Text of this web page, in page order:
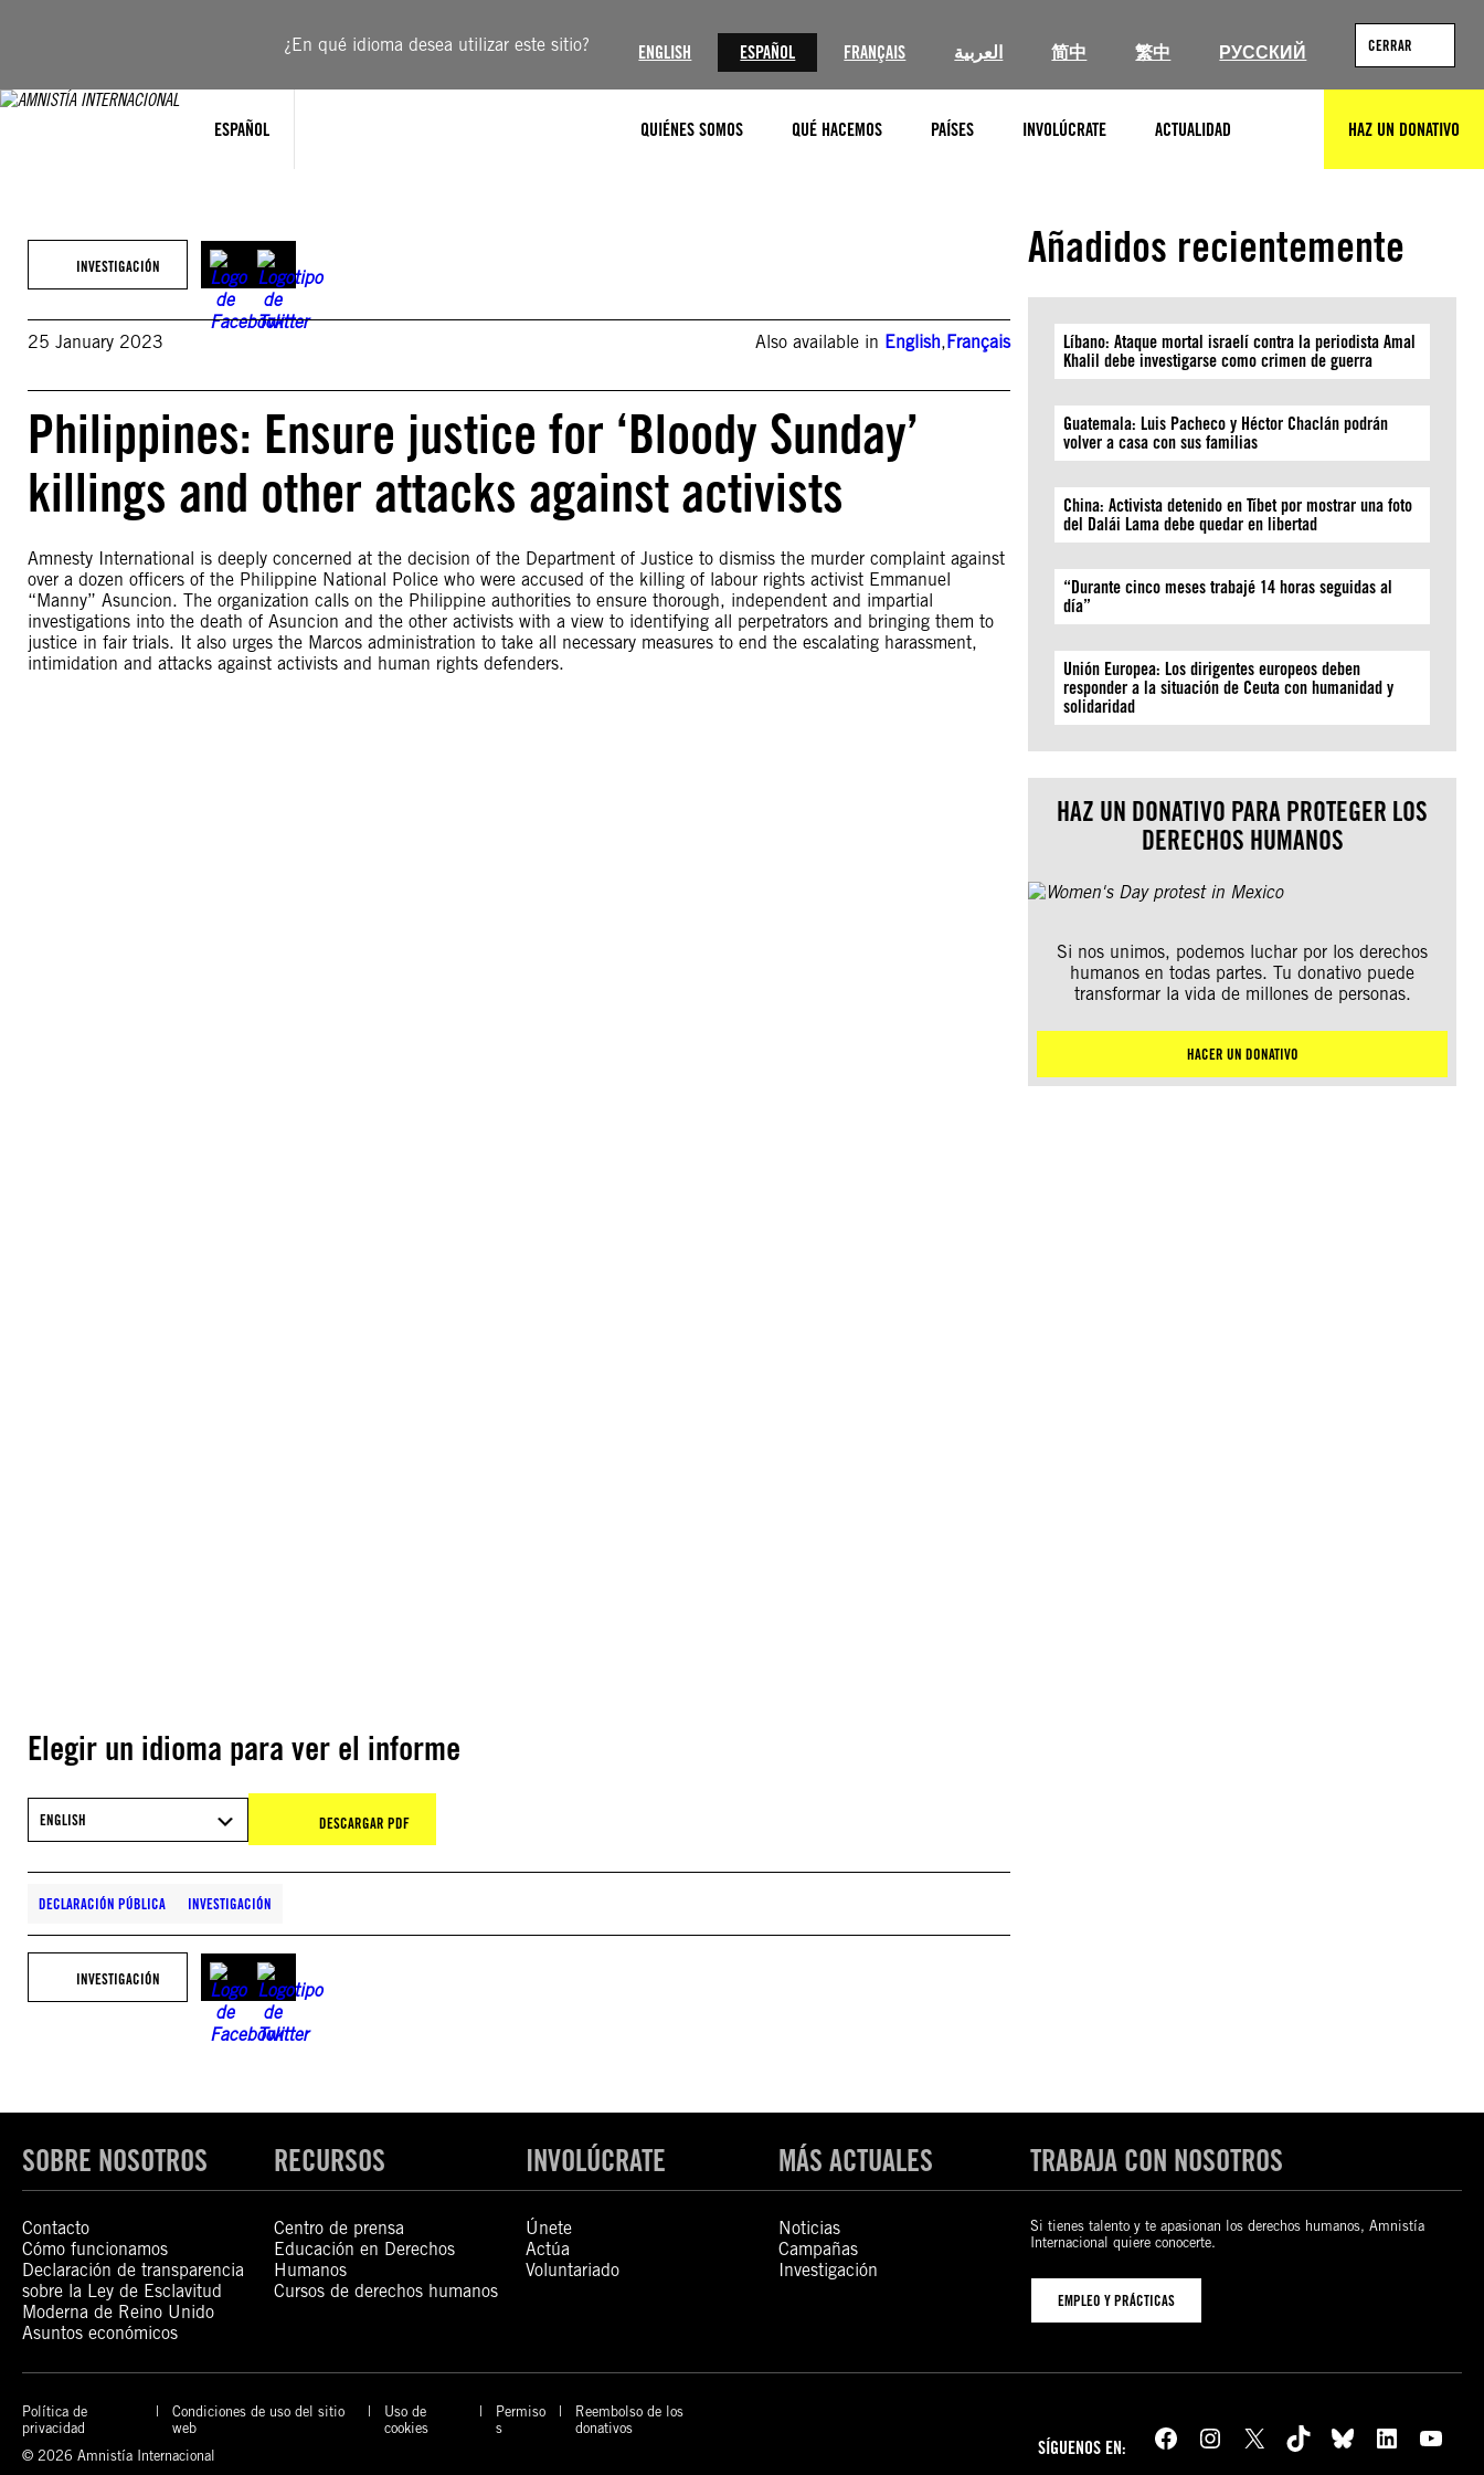
¿En qué idioma desea utilizar este sitio? ENGLISH ESPAÑOL FRANÇAIS العربية 简中 繁中 РУССКИЙ CERRAR
ESPAÑOL QUIÉNES SOMOS QUÉ HACEMOS PAÍSES INVOLÚCRATE ACTUALIDAD HAZ UN DONATIVO
INVESTIGACIÓN
25 January 2023 Also available in English,Français
Philippines: Ensure justice for ‘Bloody Sunday’
killings and other attacks against activists
Amnesty International is deeply concerned at the decision of the Department of Justice to dismiss the murder complaint against
over a dozen officers of the Philippine National Police who were accused of the killing of labour rights activist Emmanuel
“Manny” Asuncion. The organization calls on the Philippine authorities to ensure thorough, independent and impartial
investigations into the death of Asuncion and the other activists with a view to identifying all perpetrators and bringing them to
justice in fair trials. It also urges the Marcos administration to take all necessary measures to end the escalating harassment,
intimidation and attacks against activists and human rights defenders.
Elegir un idioma para ver el informe
ENGLISH DESCARGAR PDF
DECLARACIÓN PÚBLICA INVESTIGACIÓN
INVESTIGACIÓN
Añadidos recientemente
Líbano: Ataque mortal israelí contra la periodista Amal
Khalil debe investigarse como crimen de guerra
Guatemala: Luis Pacheco y Héctor Chaclán podrán
volver a casa con sus familias
China: Activista detenido en Tíbet por mostrar una foto
del Dalái Lama debe quedar en libertad
“Durante cinco meses trabajé 14 horas seguidas al
día”
Unión Europea: Los dirigentes europeos deben
responder a la situación de Ceuta con humanidad y
solidaridad
HAZ UN DONATIVO PARA PROTEGER LOS
DERECHOS HUMANOS
Si nos unimos, podemos luchar por los derechos
humanos en todas partes. Tu donativo puede
transformar la vida de millones de personas.
HACER UN DONATIVO
SOBRE NOSOTROS
Contacto
Cómo funcionamos
Declaración de transparencia
sobre la Ley de Esclavitud
Moderna de Reino Unido
Asuntos económicos
RECURSOS
Centro de prensa
Educación en Derechos
Humanos
Cursos de derechos humanos
INVOLÚCRATE
Únete
Actúa
Voluntariado
MÁS ACTUALES
Noticias
Campañas
Investigación
TRABAJA CON NOSOTROS
Si tienes talento y te apasionan los derechos humanos, Amnistía
Internacional quiere conocerte.
EMPLEO Y PRÁCTICAS
Política de
privacidad
Condiciones de uso del sitio
web
Uso de
cookies
Permiso
s
Reembolso de los
donativos
© 2026 Amnistía Internacional
SÍGUENOS EN: Facebook Instagram X TikTok Bluesky LinkedIn YouTube